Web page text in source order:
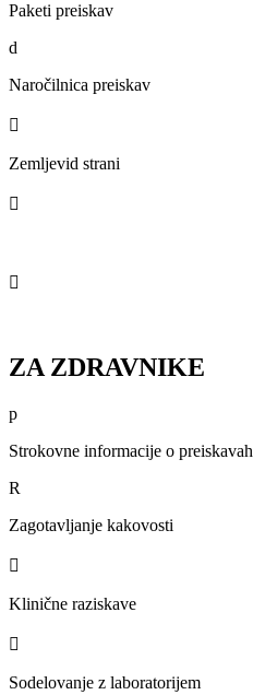
Paketi preiskav
d
Naročilnica preiskav

Zemljevid strani


ZA ZDRAVNIKE
p
Strokovne informacije o preiskavah
R
Zagotavljanje kakovosti

Klinične raziskave

Sodelovanje z laboratorijem